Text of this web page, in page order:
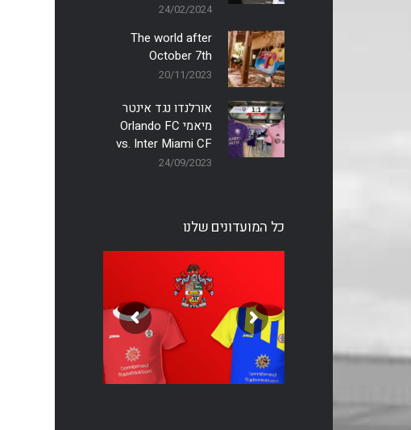
24/02/2024
The world after
October 7th
20/11/2023
אורלנדו נגד אינטר
מיאמי Orlando FC
vs. Inter Miami CF
24/09/2023
כל המועדונים שלנו